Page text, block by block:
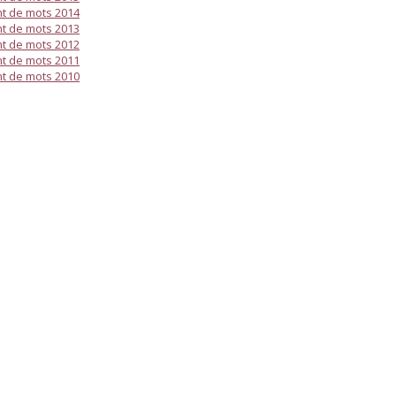
de mots 2014
de mots 2013
de mots 2012
de mots 2011
de mots 2010